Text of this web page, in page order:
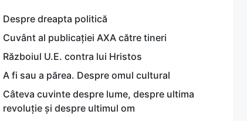
Despre dreapta politică
Cuvânt al publicației AXA către tineri
Războiul U.E. contra lui Hristos
A fi sau a părea. Despre omul cultural
Câteva cuvinte despre lume, despre ultima
revoluție și despre ultimul om